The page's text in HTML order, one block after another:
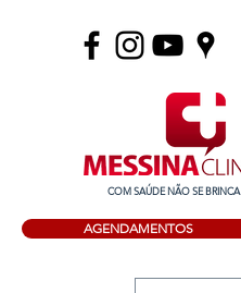
COM SAÚDE NÃO SE BRINCA
AGENDAMENTOS